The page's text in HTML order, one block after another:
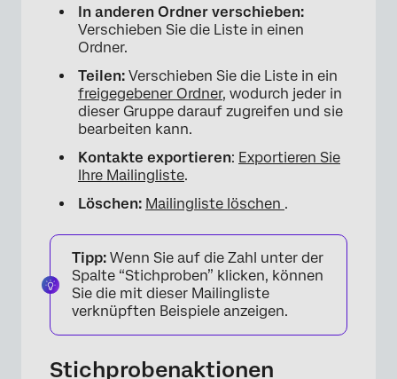
In anderen Ordner verschieben:
Verschieben Sie die Liste in einen
Ordner.
Teilen: Verschieben Sie die Liste in ein
freigegebener Ordner, wodurch jeder in
dieser Gruppe darauf zugreifen und sie
bearbeiten kann.
Kontakte exportieren: Exportieren Sie
Ihre Mailingliste.
Löschen: Mailingliste löschen .
Tipp: Wenn Sie auf die Zahl unter der
Spalte “Stichproben” klicken, können
Sie die mit dieser Mailingliste
verknüpften Beispiele anzeigen.
Stichprobenaktionen